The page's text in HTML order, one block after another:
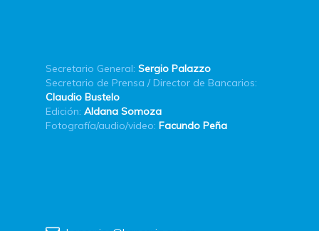
Secretario General: Sergio Palazzo
Secretario de Prensa / Director de Bancarios:
Claudio Bustelo
Edición: Aldana Somoza
Fotografía/audio/video: Facundo Peña